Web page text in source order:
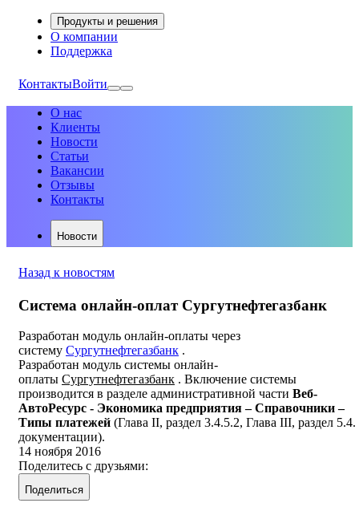
Продукты и решения
О компании
Поддержка
КонтактыВойти
О нас
Клиенты
Новости
Статьи
Вакансии
Отзывы
Контакты
Новости
Назад к новостям
Система онлайн-оплат Сургутнефтегазбанк
Разработан модуль онлайн-оплаты через
систему Сургутнефтегазбанк .
Разработан модуль системы онлайн-
оплаты Сургутнефтегазбанк . Включение системы
производится в разделе административной части Веб-
АвтоРесурс - Экономика предприятия – Справочники –
Типы платежей (Глава II, раздел 3.4.5.2, Глава III, раздел 5.4.
документации).
14 ноября 2016
Поделитесь с друзьями:
Поделиться